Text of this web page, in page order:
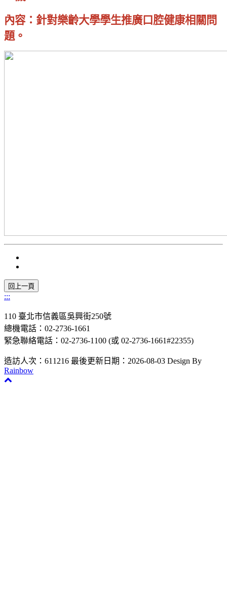
內容：針對樂齡大學學生推廣口腔健康相關問
題。
:::
110 臺北市信義區吳興街250號
總機電話：02-2736-1661
緊急聯絡電話：02-2736-1100 (或 02-2736-1661#22355)
造訪人次：611216 最後更新日期：2026-08-03 Design By
Rainbow